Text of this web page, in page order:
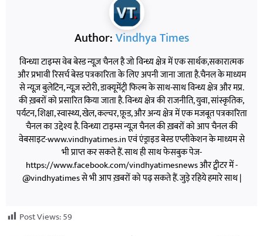
Author:Vindhya Times
विन्ध्या टाइम्स वेब बेस्ड न्यूज़ चैनल है जो विन्ध्य क्षेत्र में एक सार्थक,सकारात्मक
और प्रभावी रिसर्च बेस्ड पत्रकारिता के लिए अपनी जाना जाता है.चैनल के माध्यम
से न्यूज़ बुलेटिन, न्यूज़ स्टोरी, डाक्यूमेंट्री फिल्म के साथ-साथ विन्ध्य क्षेत्र और मप्र.
की ख़बरों को प्रसारित किया जाता है. विन्ध्य क्षेत्र की राजनीति, युवा, सांस्कृतिक,
पर्यटन, शिक्षा, स्वास्थ्य, खेल, कल्चर, फ़ूड, और अन्य क्षेत्र में एक मजबूत पत्रकारिता
चैनल का उद्देश्य है. विन्ध्या टाइम्स न्यूज़ चैनल की ख़बरों को आप चैनल की
वेबसाइट-www.vindhyatimes.in एवं एंड्राइड बेस्ड एप्लीकेशन के माध्यम से
भी प्राप्त कर सकते हैं. साथ ही साथ फेसबुक पेज-
https://www.facebook.com/vindhyatimesnews और ट्वीटर में -
@vindhyatimes से भी आप ख़बरों को पढ़ सकते हैं. जुड़े रहिये हमारे साथ |
Post Views:59